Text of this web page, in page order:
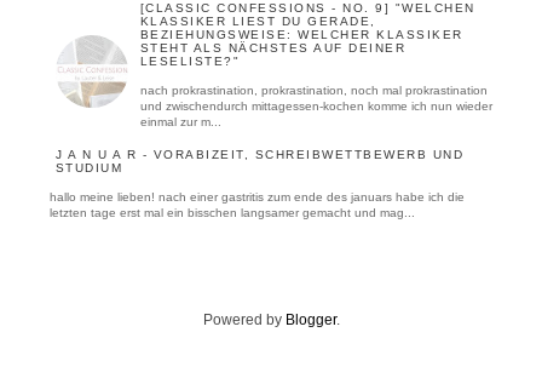
[CLASSIC CONFESSIONS - NO. 9] "WELCHEN
KLASSIKER LIEST DU GERADE,
BEZIEHUNGSWEISE: WELCHER KLASSIKER
STEHT ALS NÄCHSTES AUF DEINER
LESELISTE?"
nach prokrastination, prokrastination, noch mal prokrastination
und zwischendurch mittagessen-kochen komme ich nun wieder
einmal zur m...
J A N U A R - VORABIZEIT, SCHREIBWETTBEWERB UND
STUDIUM
hallo meine lieben! nach einer gastritis zum ende des januars habe ich die
letzten tage erst mal ein bisschen langsamer gemacht und mag...
Powered by Blogger.